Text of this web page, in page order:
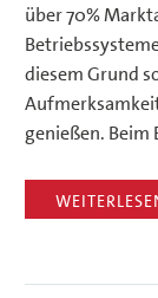
über 70%
diesem Grund
genießen. Beim